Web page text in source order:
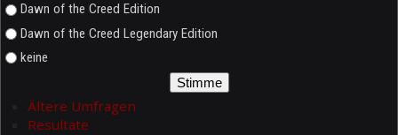
Dawn of the Creed Edition
Dawn of the Creed Legendary Edition
keine
Ältere Umfragen
Resultate